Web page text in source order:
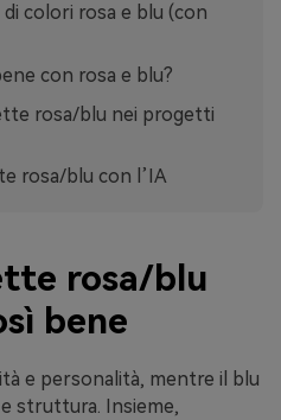
colori rosa e blu (con
con rosa e blu?
rosa/blu nei progetti
rosa/blu con l’IA
rosa/blu
bene
e personalità, mentre il blu
struttura. Insieme,